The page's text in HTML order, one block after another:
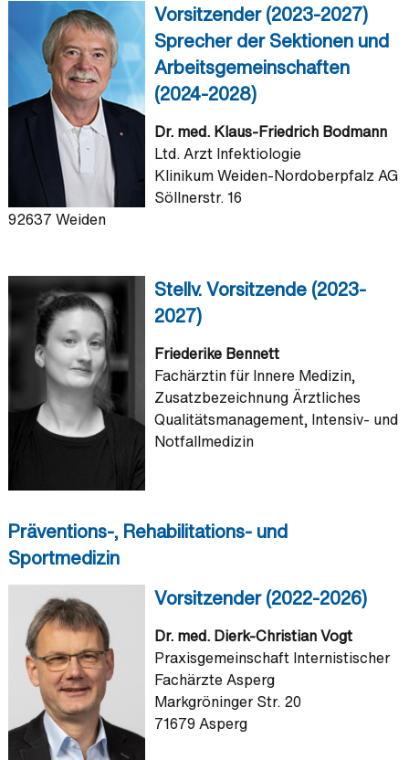
Vorsitzender (2023-2027)
Sprecher der Sektionen und
Arbeitsgemeinschaften
(2024-2028)
Dr. med. Klaus-Friedrich Bodmann
Ltd. Arzt Infektiologie
Klinikum Weiden-Nordoberpfalz AG
Söllnerstr. 16
92637 Weiden
Stellv. Vorsitzende (2023-
2027)
Friederike Bennett
Fachärztin für Innere Medizin,
Zusatzbezeichnung Ärztliches
Qualitätsmanagement, Intensiv- und
Notfallmedizin
Präventions-, Rehabilitations- und
Sportmedizin
Vorsitzender (2022-2026)
Dr. med. Dierk-Christian Vogt
Praxisgemeinschaft Internistischer
Fachärzte Asperg
Markgröninger Str. 20
71679 Asperg